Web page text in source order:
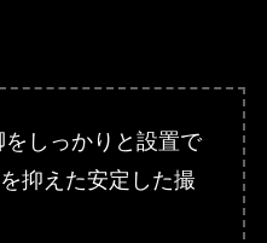
をしっかりと設置で
抑えた安定した撮